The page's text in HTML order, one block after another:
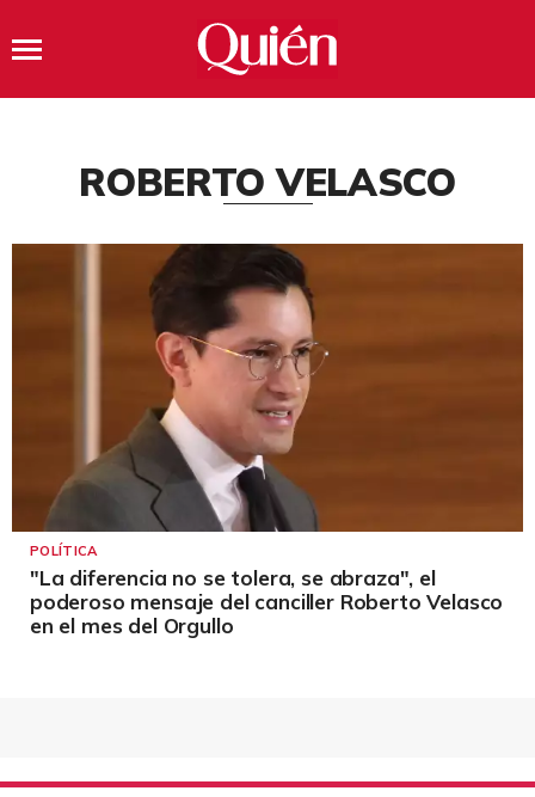
ROBERTO VELASCO
POLÍTICA
"La diferencia no se tolera, se abraza", el
poderoso mensaje del canciller Roberto Velasco
en el mes del Orgullo